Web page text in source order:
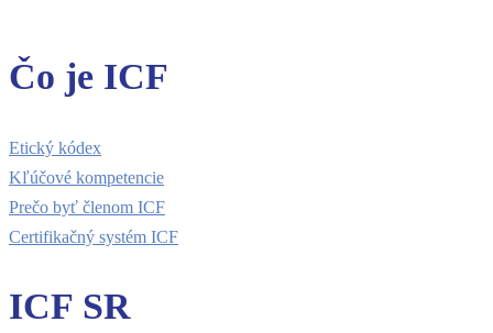
Čo je ICF
Etický kódex
Kľúčové kompetencie
Prečo byť členom ICF
Certifikačný systém ICF
ICF SR